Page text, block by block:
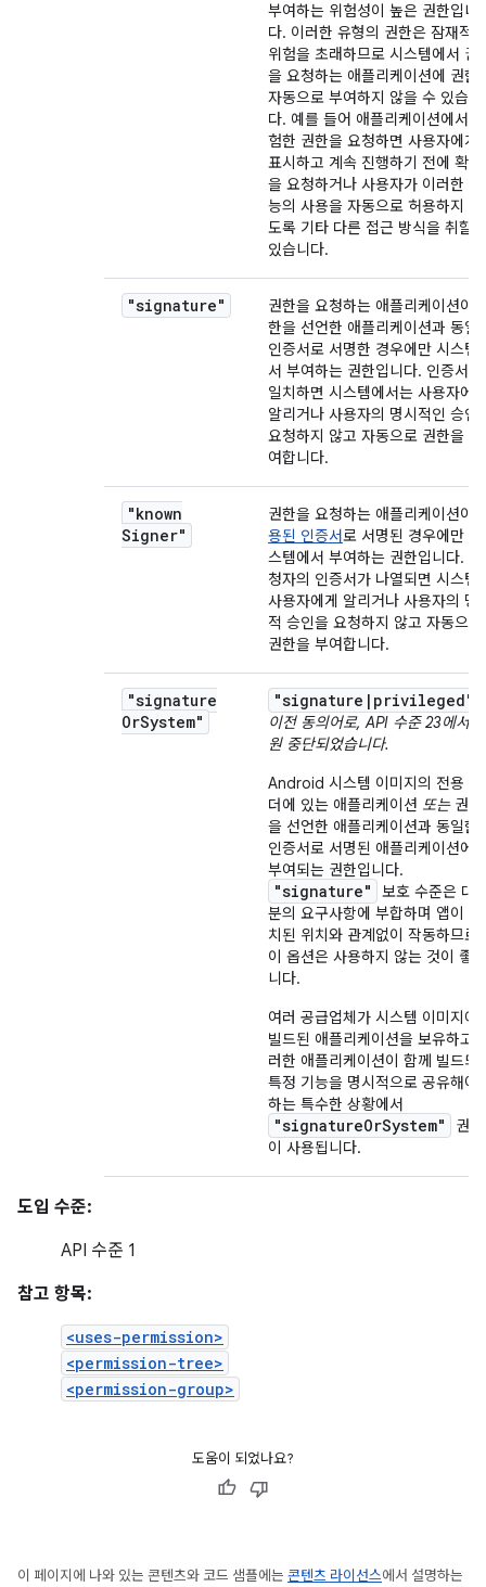
부여하는 위험성이 높은 권한입니
다. 이러한 유형의 권한은 잠재적인
위험을 초래하므로 시스템에서 권
을 요청하는 애플리케이션에 권한
자동으로 부여하지 않을 수 있습니
다. 예를 들어 애플리케이션에서 위
험한 권한을 요청하면 사용자에게
표시하고 계속 진행하기 전에 확인
을 요청하거나 사용자가 이러한 기
능의 사용을 자동으로 허용하지 않
도록 기타 다른 접근 방식을 취할
있습니다.
"signature"
권한을 요청하는 애플리케이션이
한을 선언한 애플리케이션과 동일
인증서로 서명한 경우에만 시스템
서 부여하는 권한입니다. 인증서가
일치하면 시스템에서는 사용자에
알리거나 사용자의 명시적인 승인
요청하지 않고 자동으로 권한을 부
여합니다.
"known
Signer"
권한을 요청하는 애플리케이션이
용된 인증서로 서명된 경우에만 시
스템에서 부여하는 권한입니다. 요
청자의 인증서가 나열되면 시스템
사용자에게 알리거나 사용자의 명
적 승인을 요청하지 않고 자동으로
권한을 부여합니다.
"signature
OrSystem"
"signature|privileged"
이전 동의어로, API 수준 23에서
원 중단되었습니다.
Android 시스템 이미지의 전용 폴
더에 있는 애플리케이션 또는권한
을 선언한 애플리케이션과 동일한
인증서로 서명된 애플리케이션에
부여되는 권한입니다.
"signature"
보호 수준은 대
분의 요구사항에 부합하며 앱이 설
치된 위치와 관계없이 작동하므로
이 옵션은 사용하지 않는 것이 좋습
니다.
여러 공급업체가 시스템 이미지에
빌드된 애플리케이션을 보유하고
러한 애플리케이션이 함께 빌드되
특정 기능을 명시적으로 공유해야
하는 특수한 상황에서
"signatureOrSystem"
권한
이 사용됩니다.
도입 수준:
API 수준 1
참고 항목:
<uses-permission>
<permission-tree>
<permission-group>
도움이 되었나요?
이 페이지에 나와 있는 콘텐츠와 코드 샘플에는 콘텐츠 라이선스에서 설명하는